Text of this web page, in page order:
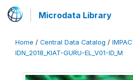
Microdata Library
Home / Central Data Catalog /
IDN_2018_KIAT-GURU-EL_V01-ID_M